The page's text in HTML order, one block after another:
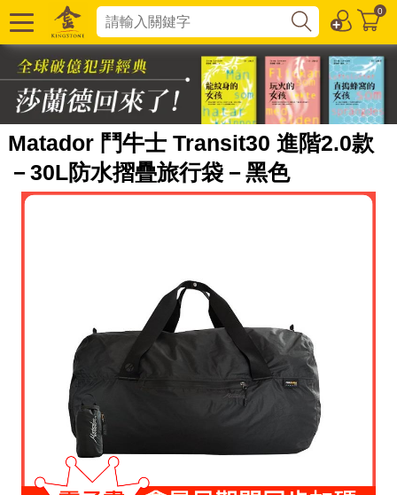
0
Matador 鬥牛士 Transit30 進階2.0款
－30L防水摺疊旅行袋－黑色